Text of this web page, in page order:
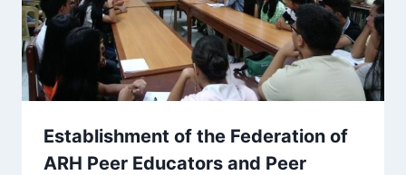
Establishment of the Federation of
ARH Peer Educators and Peer